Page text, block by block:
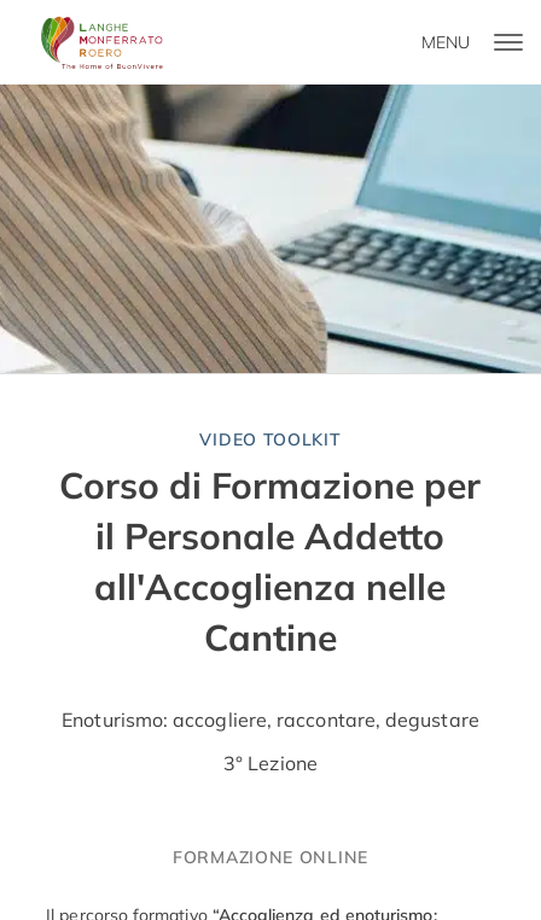
MENU
VIDEO TOOLKIT
Corso di Formazione per
il Personale Addetto
all'Accoglienza nelle
Cantine
Enoturismo: accogliere, raccontare, degustare
3° Lezione
FORMAZIONE ONLINE
Il percorsoformativo “Accoglienza ed enoturismo: